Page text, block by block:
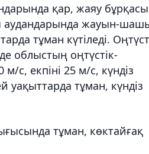
қар, жаяу
аудандарында жауын-
тұман күтіледі.
облыстың оңтүстік-
с, екпіні 25 м/с, күндіз
уақыттарда тұман, күндіз
тұман, көктайғақ